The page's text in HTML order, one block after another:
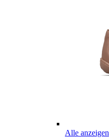
Alle anzeigen